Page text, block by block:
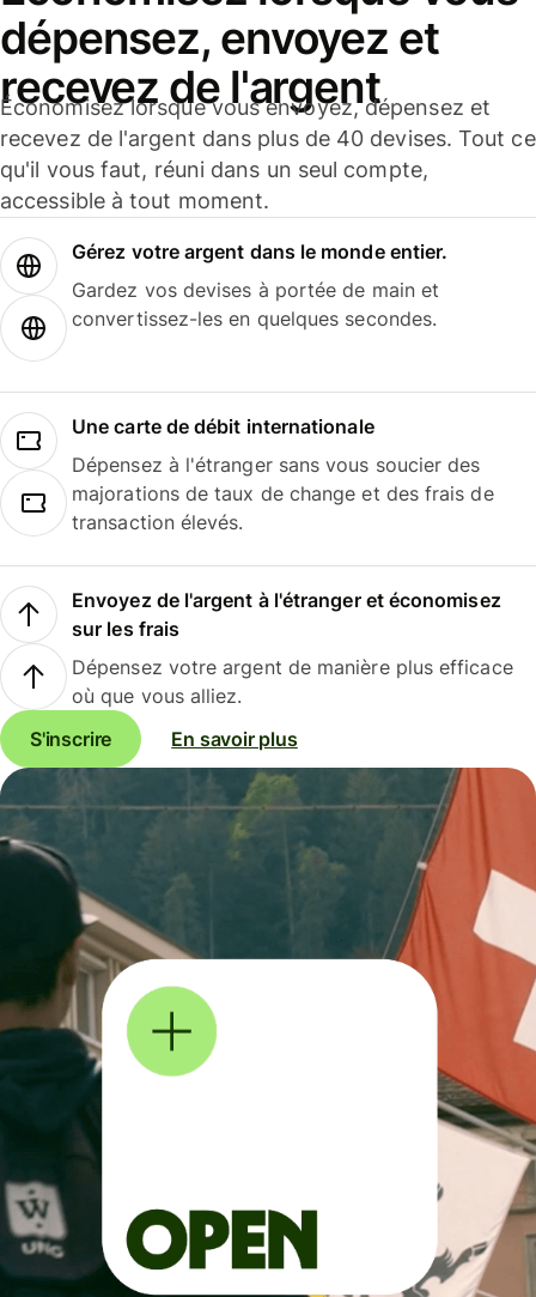
dépensez, envoyez et
recevez de l'argent
Économisez lorsque vous envoyez, dépensez et
recevez de l'argent dans plus de 40 devises. Tout ce
qu'il vous faut, réuni dans un seul compte,
accessible à tout moment.
Gérez votre argent dans le monde entier.
Gardez vos devises à portée de main et
convertissez-les en quelques secondes.
Une carte de débit internationale
Dépensez à l'étranger sans vous soucier des
majorations de taux de change et des frais de
transaction élevés.
Envoyez de l'argent à l'étranger et économisez
sur les frais
Dépensez votre argent de manière plus efficace
où que vous alliez.
S'inscrire
En savoir plus